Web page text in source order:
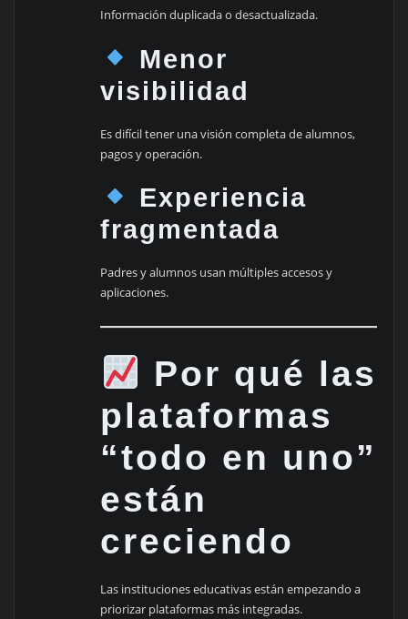
Información duplicada o desactualizada.
Menor
visibilidad
Es difícil tener una visión completa de alumnos,
pagos y operación.
Experiencia
fragmentada
Padres y alumnos usan múltiples accesos y
aplicaciones.
Por qué las
plataformas
“todo en uno”
están
creciendo
Las instituciones educativas están empezando a
priorizar plataformas más integradas.